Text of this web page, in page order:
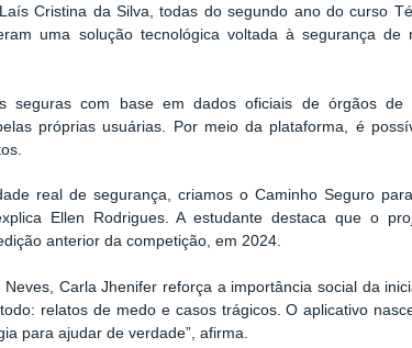
Cristina da Silva, todas do segundo ano do curso
uma solução tecnológica voltada à segurança de
seguras com base em dados oficiais de órgãos de
próprias usuárias. Por meio da plataforma, é
real de segurança, criamos o Caminho Seguro
Ellen Rodrigues. A estudante destaca que o
anterior da competição, em 2024.
Carla Jhenifer reforça a importância social da
relatos de medo e casos trágicos. O aplicativo
para ajudar de verdade”, afirma.